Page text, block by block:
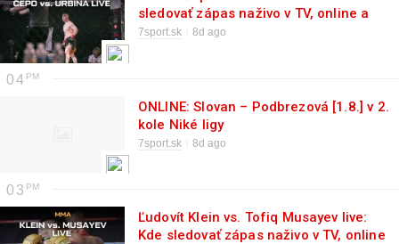
sledovať zápas naživo v TV, online a
cez live stream
7sport.sk 8d ago
04
ONLINE: Slovan – Podbrezová [1.8.] v 2.
kole Niké ligy
7sport.sk 8d ago
03
Ľudovít Klein vs. Tofiq Musayev live:
Kde sledovať zápas naživo v TV, online